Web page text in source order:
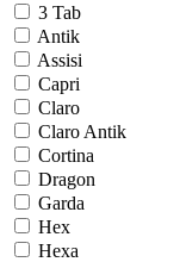
3 Tab
Antik
Assisi
Capri
Claro
Claro Antik
Cortina
Dragon
Garda
Hex
Hexa